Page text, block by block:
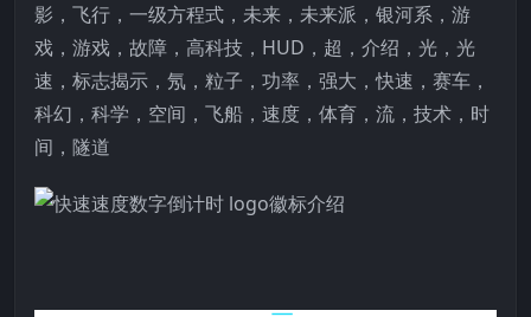
影，飞行，一级方程式，未来，未来派，银河系，游
戏，游戏，故障，高科技，HUD，超，介绍，光，光
速，标志揭示，氖，粒子，功率，强大，快速，赛车，
科幻，科学，空间，飞船，速度，体育，流，技术，时
间，隧道